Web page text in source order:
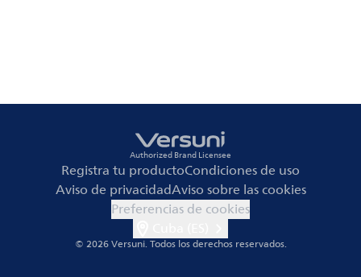
Authorized Brand Licensee
Registra tu productoCondiciones de uso
Aviso de privacidadAviso sobre las cookies
Preferencias de cookies
© 2026 Versuni.Todos los derechos reservados.